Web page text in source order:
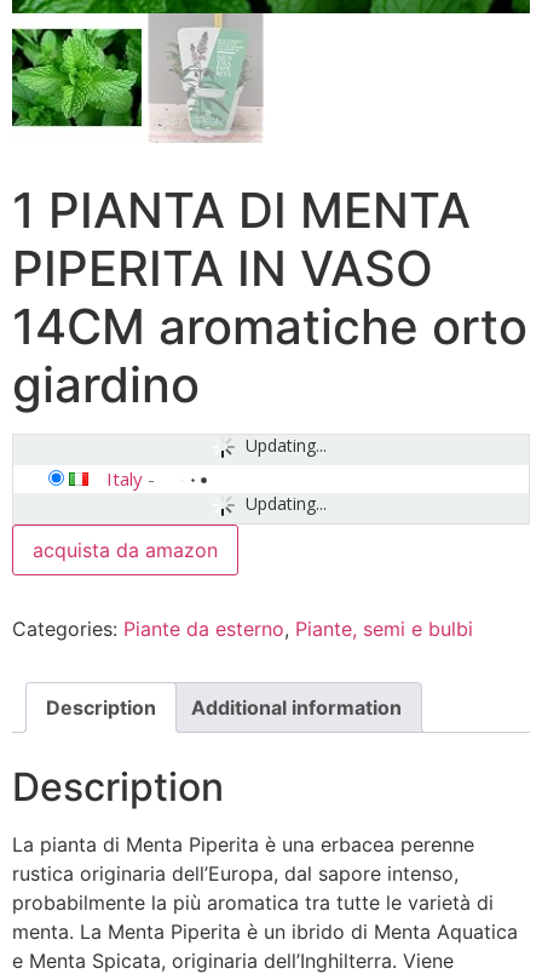
1 PIANTA DI MENTA
PIPERITA IN VASO
14CM aromatiche orto
giardino
Updating...
Updating...
Italy -
acquista da amazon
Categories: Piante da esterno, Piante, semi e bulbi
Description Additional information
Description
La pianta di Menta Piperita è una erbacea perenne
rustica originaria dell’Europa, dal sapore intenso,
probabilmente la più aromatica tra tutte le varietà di
menta. La Menta Piperita è un ibrido di Menta Aquatica
e Menta Spicata, originaria dell’Inghilterra. Viene